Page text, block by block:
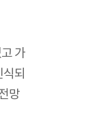
가
되
망